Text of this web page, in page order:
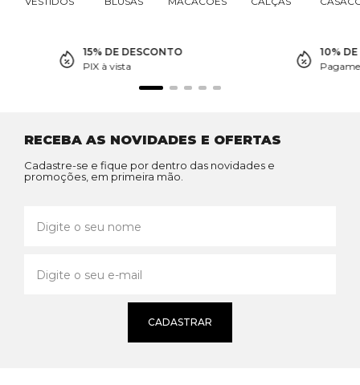
15% DE DESCONTO
PIX à vista
10%
RECEBA AS NOVIDADES E OFERTAS
Cadastre-se e fique por dentro das novidades e
promoções, em primeira mão.
CADASTRAR